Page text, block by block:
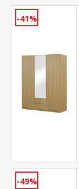
-41%
-49%